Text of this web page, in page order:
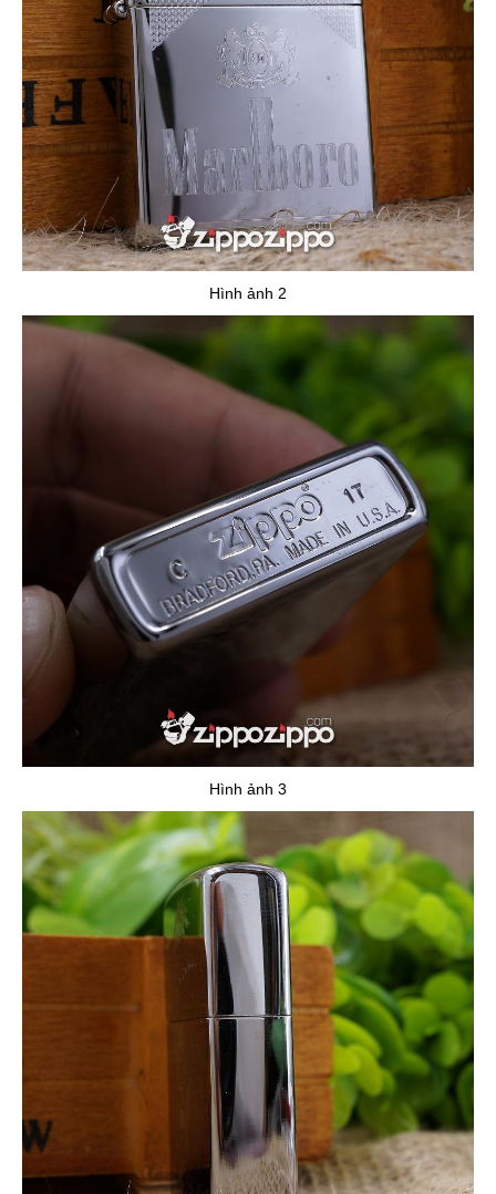
Hình ảnh 2
Hình ảnh 3